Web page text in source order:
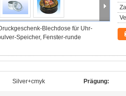
Blechdose für Uhr-
Speicher, Fenster-runde
Silver+cmyk Prägung: